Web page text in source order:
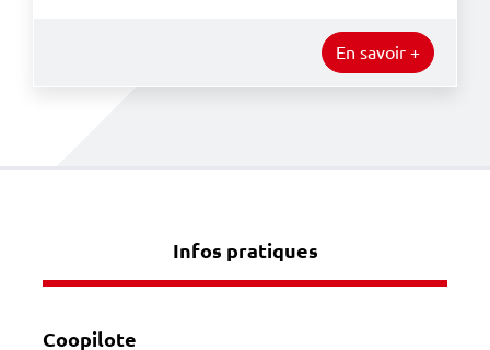
En savoir +
Infos pratiques
Coopilote